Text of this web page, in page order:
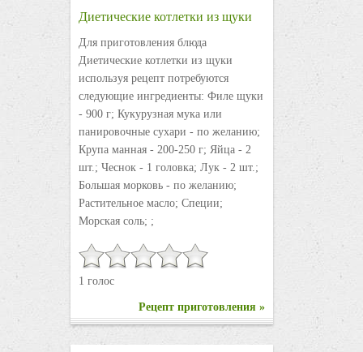
Диетические котлетки из щуки
Для приготовления блюда
Диетические котлетки из щуки
используя рецепт потребуются
следующие ингредиенты: Филе щуки
- 900 г; Кукурузная мука или
панировочные сухари - по желанию;
Крупа манная - 200-250 г; Яйца - 2
шт.; Чеснок - 1 головка; Лук - 2 шт.;
Большая морковь - по желанию;
Растительное масло; Специи;
Морская соль; ;
1 голос
Рецепт приготовления »